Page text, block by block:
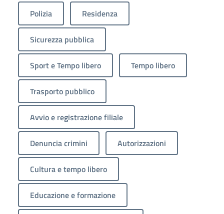
Polizia Residenza
Sicurezza pubblica
Sport e Tempo libero Tempo libero
Trasporto pubblico
Avvio e registrazione filiale
Denuncia crimini Autorizzazioni
Cultura e tempo libero
Educazione e formazione